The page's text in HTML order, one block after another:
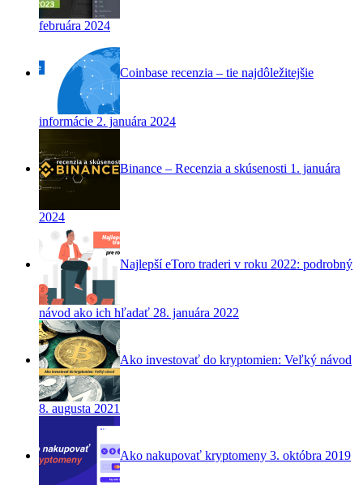
februára 2024
Coinbase recenzia – tie najdôležitejšie
informácie 2. januára 2024
Binance – Recenzia a skúsenosti 1. januára
2024
Najlepší eToro traderi v roku 2022: podrobný
návod ako ich hľadať 28. januára 2022
Ako investovať do kryptomien: Veľký návod
8. augusta 2021
Ako nakupovať kryptomeny 3. októbra 2019